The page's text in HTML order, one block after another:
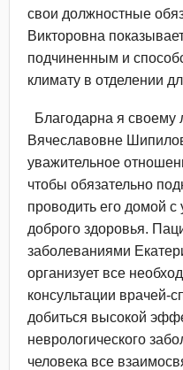
свои должностные
Викторовна
подчиненным и
климату в отделении
Благодарна я своему
Вячеславовне
уважительное
чтобы обязательно
проводить его домой
доброго здоровья.
заболеваниями
организует все
консультации врачей-
добиться высокой
неврологического
человека все